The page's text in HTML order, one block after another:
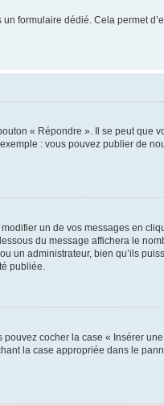
formulaire dédié. Cela permet
« Répondre ». Il se peut que
: vous pouvez publier de
un de vos messages en
du message affichera le
un administrateur, bien qu’ils
publiée.
cocher la case « Insérer
la case appropriée dans le